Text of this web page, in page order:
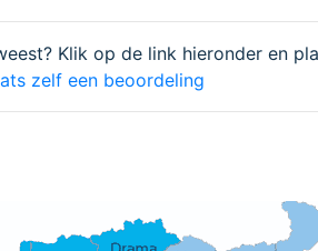
Klik op de link hieronder en
zelf een beoordeling